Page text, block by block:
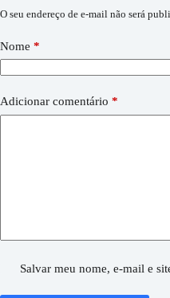
O seu endereço de e-mail não será
Nome *
Adicionar comentário *
Salvar meu nome, e-mail e